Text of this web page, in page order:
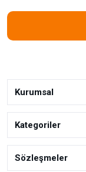
Kurumsal
Kategoriler
Sözleşmeler